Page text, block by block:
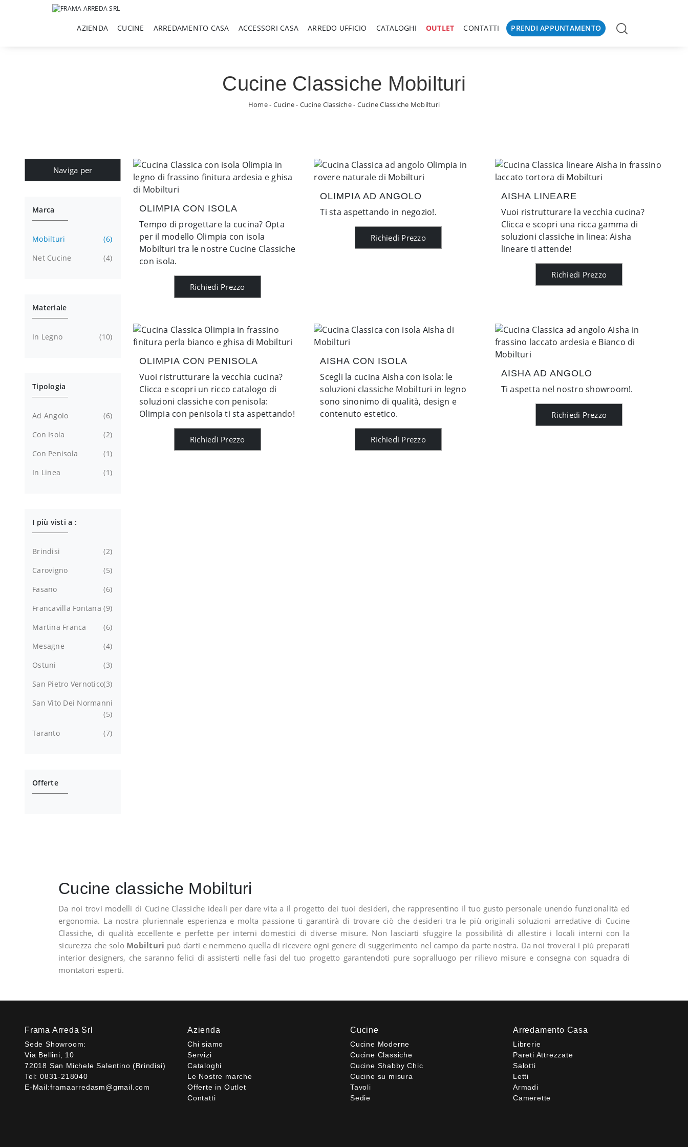
AZIENDA CUCINE ARREDAMENTO CASA ACCESSORI CASA ARREDO UFFICIO CATALOGHI OUTLET CONTATTI PRENDI APPUNTAMENTO
Cucine Classiche Mobilturi
Home- Cucine- Cucine Classiche- Cucine Classiche Mobilturi
OLIMPIA CON ISOLA
Tempo di progettare la cucina? Opta
per il modello Olimpia con isola
Mobilturi tra le nostre Cucine Classiche
con isola.
Richiedi Prezzo
OLIMPIA AD ANGOLO
Ti sta aspettando in negozio!.
Richiedi Prezzo
AISHA LINEARE
Vuoi ristrutturare la vecchia cucina?
Clicca e scopri una ricca gamma di
soluzioni classiche in linea: Aisha
lineare ti attende!
Richiedi Prezzo
OLIMPIA CON PENISOLA
Vuoi ristrutturare la vecchia cucina?
Clicca e scopri un ricco catalogo di
soluzioni classiche con penisola:
Olimpia con penisola ti sta aspettando!
Richiedi Prezzo
AISHA CON ISOLA
Scegli la cucina Aisha con isola: le
soluzioni classiche Mobilturi in legno
sono sinonimo di qualità, design e
contenuto estetico.
Richiedi Prezzo
AISHA AD ANGOLO
Ti aspetta nel nostro showroom!.
Richiedi Prezzo
Naviga per
Marca
Mobilturi
6
Net Cucine
4
Materiale
In Legno 10
Tipologia
Ad Angolo
6
Con Isola
2
Con Penisola
1
In Linea
1
I più visti a :
Brindisi
2
Carovigno
5
Fasano
6
Francavilla Fontana 9
Martina Franca
6
Mesagne
4
Ostuni
3
San Pietro Vernotico 3
San Vito Dei Normanni
5
Taranto
7
Offerte
Cucine classiche Mobilturi
Da noi trovi modelli di Cucine Classiche ideali per dare vita a il progetto dei tuoi desideri, che rappresentino il tuo gusto personale unendo funzionalità ed
ergonomia. La nostra pluriennale esperienza e molta passione ti garantirà di trovare ciò che desideri tra le più originali soluzioni arredative di Cucine
Classiche, di qualità eccellente e perfette per interni domestici di diverse misure. Non lasciarti sfuggire la possibilità di allestire i locali interni con la
sicurezza che solo Mobilturi può darti e nemmeno quella di ricevere ogni genere di suggerimento nel campo da parte nostra. Da noi troverai i più preparati
interior designers, che saranno felici di assisterti nelle fasi del tuo progetto garantendoti pure sopralluogo per rilievo misure e consegna con squadra di
montatori esperti.
Frama Arreda Srl
Sede Showroom:
Via Bellini, 10
72018 San Michele Salentino (Brindisi)
Tel: 0831-218040
E-Mail:framaarredasm@gmail.com
Azienda
Chi siamo
Servizi
Cataloghi
Le Nostre marche
Offerte in Outlet
Contatti
Cucine
Cucine Moderne
Cucine Classiche
Cucine Shabby Chic
Cucine su misura
Tavoli
Sedie
Arredamento Casa
Librerie
Pareti Attrezzate
Salotti
Letti
Armadi
Camerette